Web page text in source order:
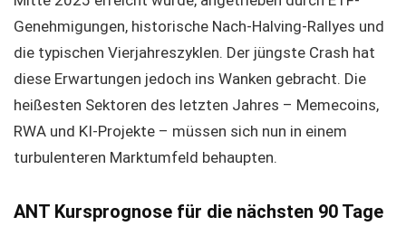
Genehmigungen, historische Nach-Halving-Rallyes und
die typischen Vierjahreszyklen. Der jüngste Crash hat
diese Erwartungen jedoch ins Wanken gebracht. Die
heißesten Sektoren des letzten Jahres – Memecoins,
RWA und KI-Projekte – müssen sich nun in einem
turbulenteren Marktumfeld behaupten.
ANT Kursprognose für die nächsten 90 Tage